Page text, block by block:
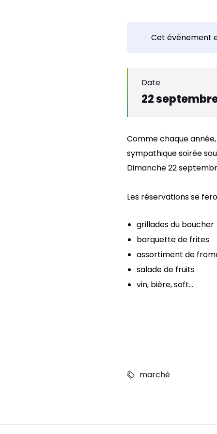
Cet événement
Date
22
Comme chaque
sympathique soirée
Dimanche 22
Les réservations se
grillades du boucher
barquette de frites
assortiment de
salade de fruits
vin, bière, soft…
marché